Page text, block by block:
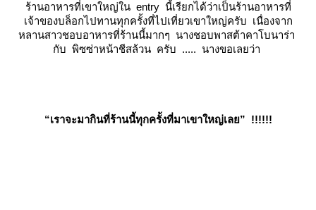
ร้านอาหารที่เขาใหญ่ใน entry นี้เรียกได้ว่าเป็นร้านอาหารที่
เจ้าของบล็อกไปทานทุกครั้งที่ไปเที่ยวเขาใหญ่ครับ เนื่องจาก
หลานสาวชอบอาหารที่ร้านนี้มากๆ นางชอบพาสต้าคาโบนาร่า
กับ พิซซ่าหน้าชีสล้วน ครับ ..... นางขอเลยว่า
“เราจะมากินที่ร้านนี้ทุกครั้งที่มาเขาใหญ่เลย” !!!!!!